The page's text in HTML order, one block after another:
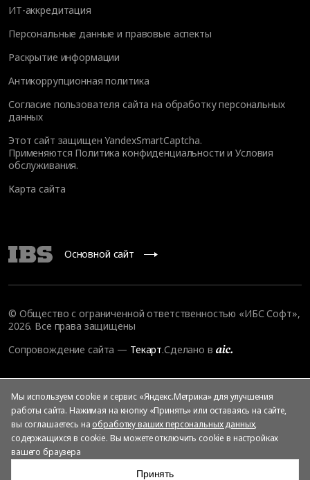
ИТ-аккредитация
Персональные данные и правовые аспекты
Раскрытие информации
Антикоррупционная политика
Согласие пользователя сайта на обработку персональных
данных
Этот сайт защищен YandexSmartCaptcha.
Применяются Политика конфиденциальности иУсловия
обслуживания.
Карта сайта
Основной сайт
© Общество с ограниченной ответственностью «ИБС Софт»,
2026. Все права защищены
Сопровождение сайта — Текарт.Сделано в
Мы используем cookie и сервис «Яндекс.Метрика» для улучшения
работы сайта. Нажимая на кнопку «Принять» или оставаясь на сайте,
вы соглашаетесь на обработку ваших персональных данных,
содержащихся в cookie. Вы можете отключить cookie в настройках
вашего браузера
Принять